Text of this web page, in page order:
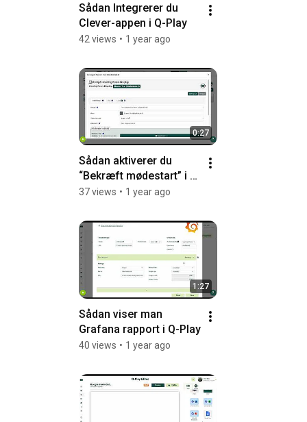
Sådan Integrerer du
Clever-appen i Q-Play
42 views • 1 year ago
0:27
Sådan aktiverer du
“Bekræft mødestart” i
Q-Cal
37 views • 1 year ago
1:27
Sådan viser man
Grafana rapport i Q-Play
40 views • 1 year ago